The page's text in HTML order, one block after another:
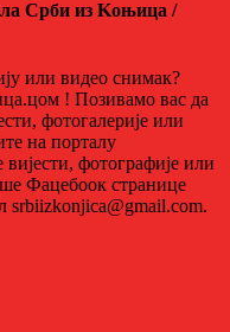
Срби из Kоњица /
или видео снимак?
! Позивамо вас да
фотогалерије или
на порталу
фотографије или
Фацебоок странице
srbiizkonjica@gmail.com.